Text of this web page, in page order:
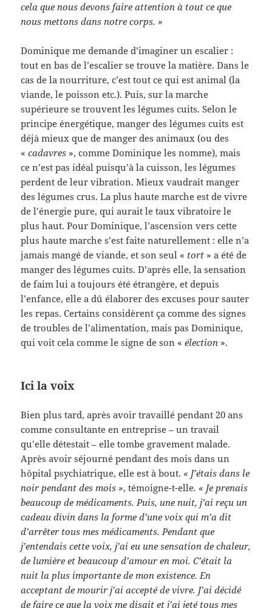
cela que nous devons faire attention à tout ce que
nous mettons dans notre corps. »
Dominique me demande d’imaginer un escalier :
tout en bas de l’escalier se trouve la matière. Dans le
cas de la nourriture, c’est tout ce qui est animal (la
viande, le poisson etc.). Puis, sur la marche
supérieure se trouvent les légumes cuits. Selon le
principe énergétique, manger des légumes cuits est
déjà mieux que de manger des animaux (ou des
«cadavres », comme Dominique les nomme), mais
ce n’est pas idéal puisqu’à la cuisson, les légumes
perdent de leur vibration. Mieux vaudrait manger
des légumes crus. La plus haute marche est de vivre
de l’énergie pure, qui aurait le taux vibratoire le
plus haut. Pour Dominique, l’ascension vers cette
plus haute marche s’est faite naturellement : elle n’a
jamais mangé de viande, et son seul « tort » a été de
manger des légumes cuits. D’après elle, la sensation
de faim lui a toujours été étrangère, et depuis
l’enfance, elle a dû élaborer des excuses pour sauter
les repas. Certains considèrent ça comme des signes
de troubles de l’alimentation, mais pas Dominique,
qui voit cela comme le signe de son «élection ».
Ici la voix
Bien plus tard, après avoir travaillé pendant 20 ans
comme consultante en entreprise – un travail
qu’elle détestait – elle tombe gravement malade.
Après avoir séjourné pendant des mois dans un
hôpital psychiatrique, elle est à bout. « J’étais dans le
noir pendant des mois », témoigne-t-elle. « Je prenais
beaucoup de médicaments. Puis, une nuit, j’ai reçu un
cadeau divin dans la forme d’une voix qui m’a dit
d’arrêter tous mes médicaments. Pendant que
j’entendais cette voix, j’ai eu une sensation de chaleur,
de lumière et beaucoup d’amour en moi. C’était la
nuit la plus importante de mon existence. En
acceptant de mourir j’ai accepté de vivre. J’ai décidé
de faire ce que la voix me disait et j’ai jeté tous mes